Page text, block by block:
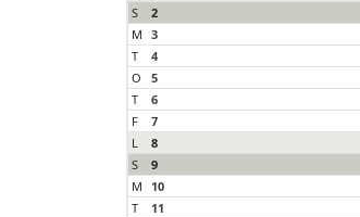
S
2
M 3
T
4
O
5
T
6
F
7
L
8
S
9
M
10
T
11